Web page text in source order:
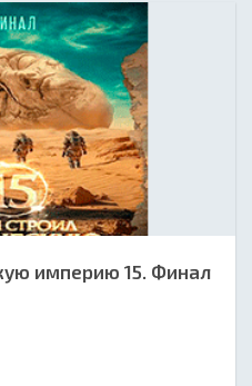
империю 15. Финал